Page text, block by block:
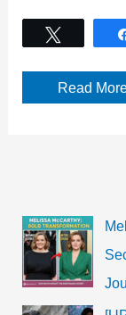
222
Meaning
[2022]
Read